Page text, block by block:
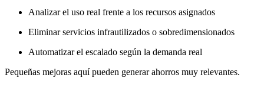
Analizar el uso real frente a los recursos asignados
Eliminar servicios infrautilizados o sobredimensionados
Automatizar el escalado según la demanda real
Pequeñas mejoras aquí pueden generar ahorros muy relevantes.